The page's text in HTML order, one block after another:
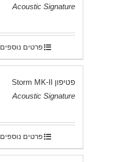
Acoustic Signature
פרטים נוספים
פטיפון Storm MK-II
Acoustic Signature
פרטים נוספים